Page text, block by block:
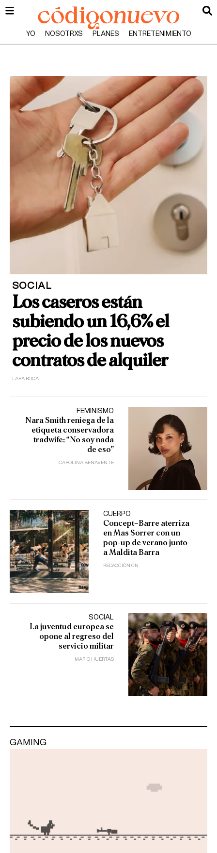
YO NOSOTRXS PLANES ENTRETENIMIENTO
SOCIAL
Los caseros están
subiendo un 16,6% el
precio de los nuevos
contratos de alquiler
LARA ROCA
FEMINISMO
Nara Smith reniega de la
etiqueta conservadora
tradwife: “No soy nada
de eso”
CAROLINA BENAVENTE
CUERPO
Concept–Barre aterriza
en Mas Sorrer con un
pop-up de verano junto
a Maldita Barra
REDACCIÓN CN
SOCIAL
La juventud europea se
opone al regreso del
servicio militar
MARIO HUERTAS
GAMING